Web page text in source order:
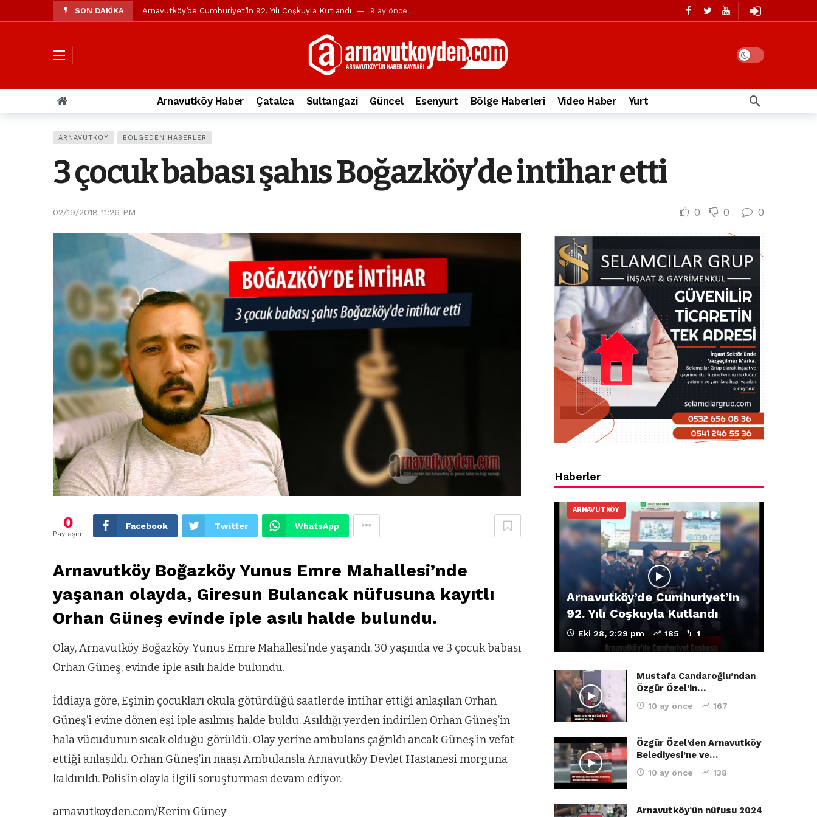
SON DAKİKA Arnavutköy’de Cumhuriyet’in 92. Yılı Coşkuyla Kutlandı 9 ay önce
Özgür Özel’den Arnavutköy Belediyesi’ne ve Mustafa Candaroğlu’na yönelik suçlamalar 10 ay önce
Arnavutköy’ün nüfusu 2024 yılında 344.868’e ulaştı 1 yıl önce
Arnavutköy Taşoluk’ta seyir halindeki otomobil alev alev yandı. 2 yıl önce
Arnavutköy İmrahor Mahallesi sakinleri protesto gösterisi düzenledi 2 yıl önce
Toprak kaydı: 3 hafriyat kamyonu birbirlerinin üzerine devrildi
İstanbul Havalimanı yolundaki kazada, taksideki yolcu öldü 3 yıl önce
Arnavutkoy Belediyesi’ne su baskını tepkisi 3 yıl önce
Arnavutköy Haber Çatalca Sultangazi Güncel Esenyurt Bölge Haberleri Video Haber Yurt
ARNAVUTKÖY BÖLGEDEN HABERLER
3 çocuk babası şahıs Boğazköy’de intihar etti
02/19/2018 11:26 PM 0 0 0
0
Paylaşım
Facebook Twitter WhatsApp
Arnavutköy Boğazköy Yunus Emre Mahallesi’nde
yaşanan olayda, Giresun Bulancak nüfusuna kayıtlı
Orhan Güneş evinde iple asılı halde bulundu.
Olay, Arnavutköy Boğazköy Yunus Emre Mahallesi’nde yaşandı. 30 yaşında ve 3 çocuk babası
Orhan Güneş, evinde iple asılı halde bulundu.
İddiaya göre, Eşinin çocukları okula götürdüğü saatlerde intihar ettiği anlaşılan Orhan
Güneş’i evine dönen eşi iple asılmış halde buldu. Asıldığı yerden indirilen Orhan Güneş’in
hala vücudunun sıcak olduğu görüldü. Olay yerine ambulans çağrıldı ancak Güneş’in vefat
ettiği anlaşıldı. Orhan Güneş’in naaşı Ambulansla Arnavutköy Devlet Hastanesi morguna
kaldırıldı. Polis’in olayla ilgili soruşturması devam ediyor.
arnavutkoyden.com/Kerim Güney
Haberler
ARNAVUTKÖY
Arnavutköy’de Cumhuriyet’in
92. Yılı Coşkuyla Kutlandı
Eki 28, 2:29 pm 185 1
Mustafa Candaroğlu’ndan
Özgür Özel’in…
10 ay önce 167
Özgür Özel’den Arnavutköy
Belediyesi’ne ve…
10 ay önce 138
Arnavutköy’ün nüfusu 2024